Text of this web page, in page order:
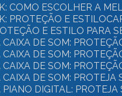
COMO ESCOLHER A
PROTEÇÃO E ESTILO
E ESTILO PARA
CAIXA DE SOM:
CAIXA DE SOM:
CAIXA DE SOM:
CAIXA DE SOM: PROTEJA
PIANO DIGITAL: